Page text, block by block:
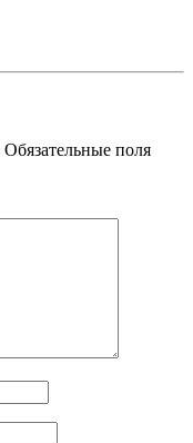
Обязательные поля